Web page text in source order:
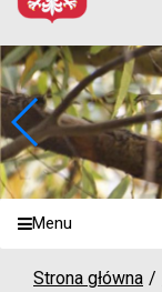
Menu
Strona główna